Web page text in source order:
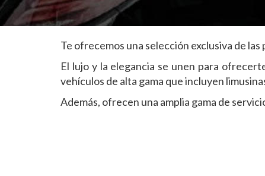
Te ofrecemos una selección exclusiva de
El lujo y la elegancia se unen para
vehículos de alta gama que incluyen
Además, ofrecen una amplia gama de